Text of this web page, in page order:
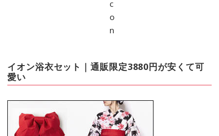
イオン浴衣セット｜通販限定3880円が安くて可
愛い